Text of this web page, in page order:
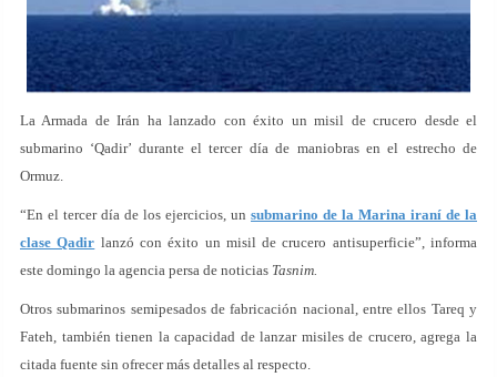
La Armada de Irán ha lanzado con éxito un misil de crucero desde el
submarino ‘Qadir’ durante el tercer día de maniobras en el estrecho de
Ormuz.
“En el tercer día de los ejercicios, un submarino de la Marina iraní de la
clase Qadir lanzó con éxito un misil de crucero antisuperficie”, informa
este domingo la agencia persa de noticias Tasnim.
Otros submarinos semipesados de fabricación nacional, entre ellos Tareq y
Fateh, también tienen la capacidad de lanzar misiles de crucero, agrega la
citada fuente sin ofrecer más detalles al respecto.